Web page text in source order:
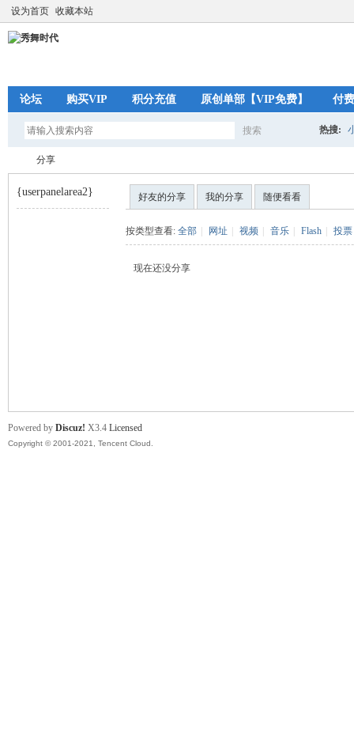
设为首页 收藏本站
论坛 购买VIP 积分充值 原创单部【VIP免费】 付
搜索 热搜:
分享
{userpanelarea2} 好友的分享 我的分享 随便看看
按类型查看: 全部 网址 视频 音乐 Flash 投票
现在还没分享
Powered by Discuz! X3.4 Licensed
Copyright © 2001-2021, Tencent Cloud.